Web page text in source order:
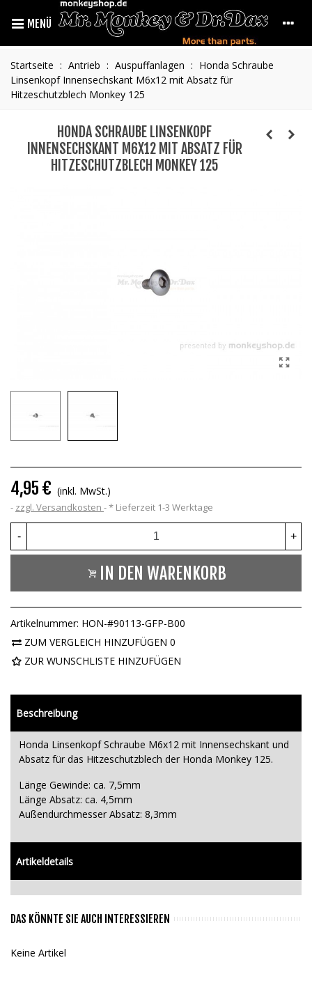
MENÜ
Startseite : Antrieb : Auspuffanlagen : Honda Schraube
Linsenkopf Innensechskant M6x12 mit Absatz für
Hitzeschutzblech Monkey 125
HONDA SCHRAUBE LINSENKOPF
INNENSECHSKANT M6X12 MIT ABSATZ FÜR
HITZESCHUTZBLECH MONKEY 125
4,95 € (inkl. MwSt.)
zzgl. Versandkosten * Lieferzeit 1-3 Werktage
- +
IN DEN WARENKORB
Artikelnummer: HON-#90113-GFP-B00
ZUM VERGLEICH HINZUFÜGEN 0
ZUR WUNSCHLISTE HINZUFÜGEN
Beschreibung
Honda Linsenkopf Schraube M6x12 mit Innensechskant und
Absatz für das Hitzeschutzblech der Honda Monkey 125.
Länge Gewinde: ca. 7,5mm
Länge Absatz: ca. 4,5mm
Außendurchmesser Absatz: 8,3mm
Artikeldetails
DAS KÖNNTE SIE AUCH INTERESSIEREN
Keine Artikel